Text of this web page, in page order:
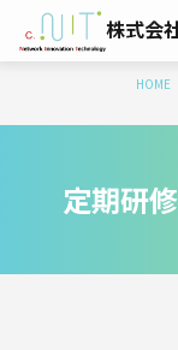
株式会
HOME
定期研